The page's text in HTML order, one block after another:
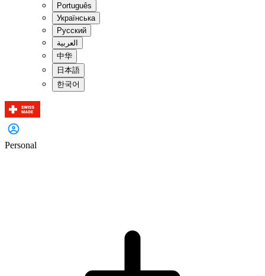
Português
Українська
Pусский
العربية
中华
日本語
한국어
Personal